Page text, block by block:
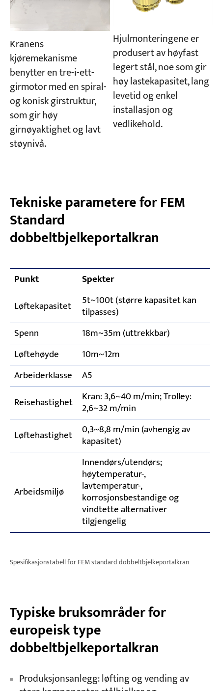
Kranens
kjøremekanisme
benytter en tre-i-ett-
girmotor med en spiral-
og konisk girstruktur,
som gir høy
girnøyaktighet og lavt
støynivå.
Hjulmonteringene er
produsert av høyfast
legert stål, noe som gir
høy lastekapasitet, lang
levetid og enkel
installasjon og
vedlikehold.
Tekniske parametere for FEM
Standard
dobbeltbjelkeportalkran
Punkt
Spekter
Løftekapasitet
5t~100t (større kapasitet kan
tilpasses)
Spenn
18m~35m (uttrekkbar)
Løftehøyde
10m~12m
Arbeiderklasse
A5
Reisehastighet
Kran: 3,6~40 m/min; Trolley:
2,6~32 m/min
Løftehastighet
0,3~8,8 m/min (avhengig av
kapasitet)
Arbeidsmiljø
Innendørs/utendørs;
høytemperatur-,
lavtemperatur-,
korrosjonsbestandige og
vindtette alternativer
tilgjengelig
Spesifikasjonstabell for FEM standard dobbeltbjelkeportalkran
Typiske bruksområder for
europeisk type
dobbeltbjelkeportalkran
Produksjonsanlegg: løfting og vending av